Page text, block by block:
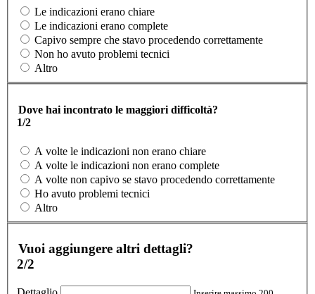
Le indicazioni erano chiare
Le indicazioni erano complete
Capivo sempre che stavo procedendo correttamente
Non ho avuto problemi tecnici
Altro
Dove hai incontrato le maggiori difficoltà?
1/2
A volte le indicazioni non erano chiare
A volte le indicazioni non erano complete
A volte non capivo se stavo procedendo correttamente
Ho avuto problemi tecnici
Altro
Vuoi aggiungere altri dettagli?
2/2